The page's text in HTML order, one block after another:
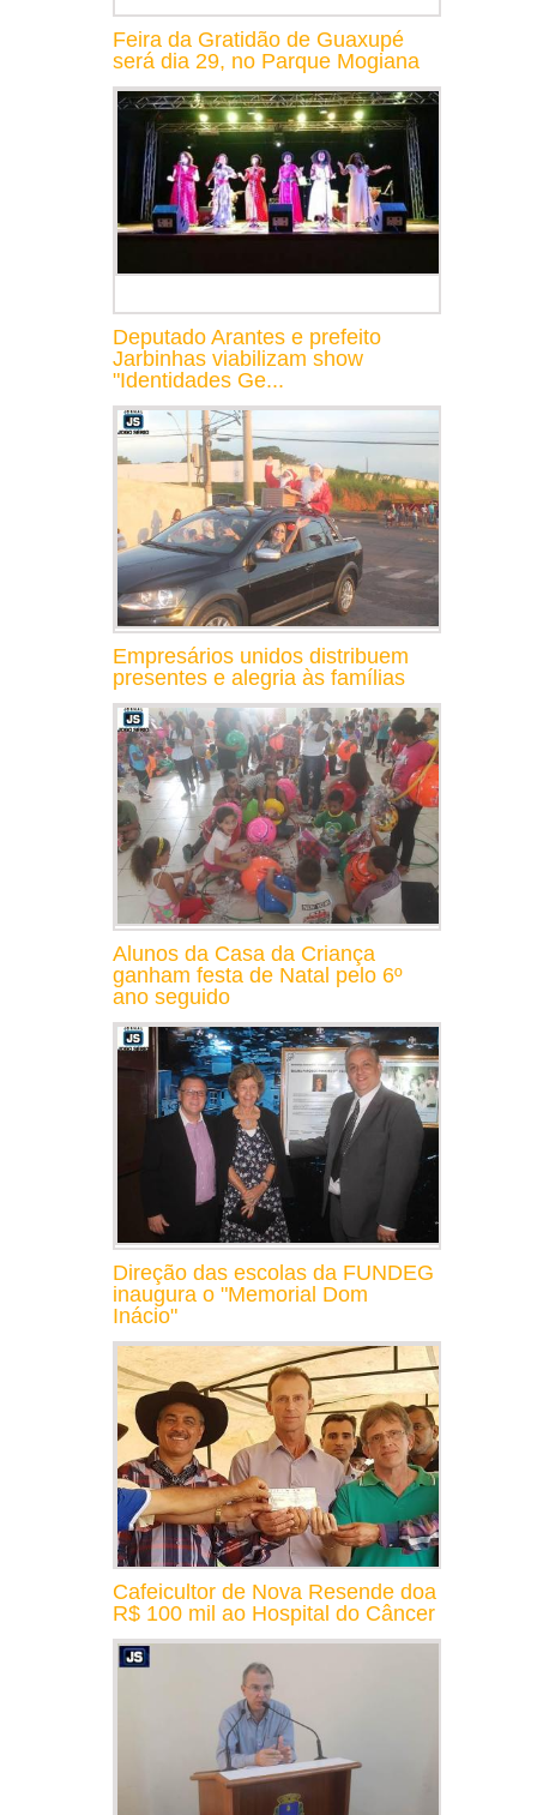
Feira da Gratidão de Guaxupé
será dia 29, no Parque Mogiana
Deputado Arantes e prefeito
Jarbinhas viabilizam show
"Identidades Ge...
Empresários unidos distribuem
presentes e alegria às famílias
Alunos da Casa da Criança
ganham festa de Natal pelo 6º
ano seguido
Direção das escolas da FUNDEG
inaugura o "Memorial Dom
Inácio"
Cafeicultor de Nova Resende doa
R$ 100 mil ao Hospital do Câncer